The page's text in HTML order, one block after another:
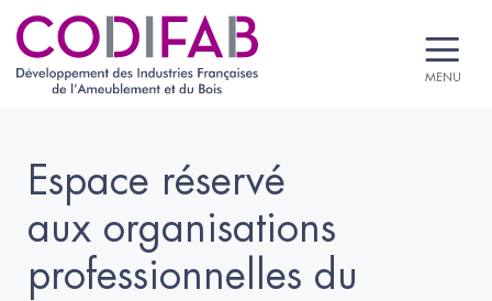
MENU
Espace réservé
aux organisations
professionnelles du